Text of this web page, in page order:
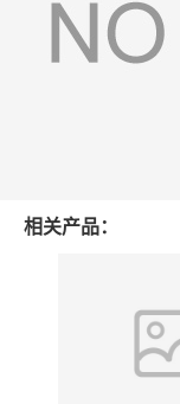
相关产品：